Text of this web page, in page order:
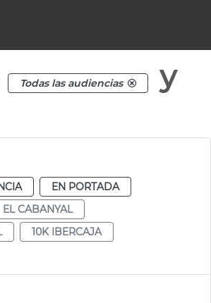
Todas las audiencias
y
EN PORTADA
EL CABANYAL
10K IBERCAJA